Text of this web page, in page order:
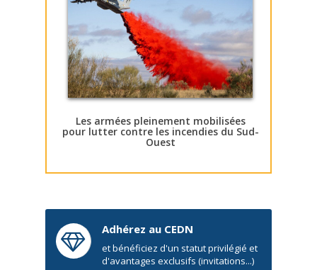
Les armées pleinement mobilisées
pour lutter contre les incendies du Sud-
Ouest
Adhérez au CEDN
et bénéficiez d'un statut privilégié et
d'avantages exclusifs (invitations...)